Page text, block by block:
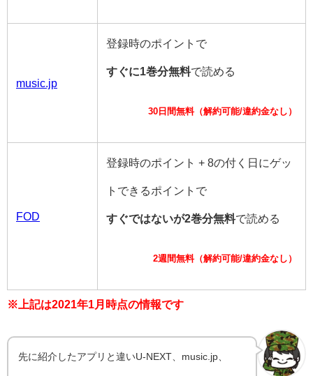
music.jp
登録時のポイントで
すぐに1巻分無料で読める
30日間無料（解約可能/違約金なし）
FOD
登録時のポイント + 8の付く日にゲッ
トできるポイントで
すぐではないが2巻分無料で読める
2週間無料（解約可能/違約金なし）
※上記は2021年1月時点の情報です
先に紹介したアプリと違いU-NEXT、music.jp、